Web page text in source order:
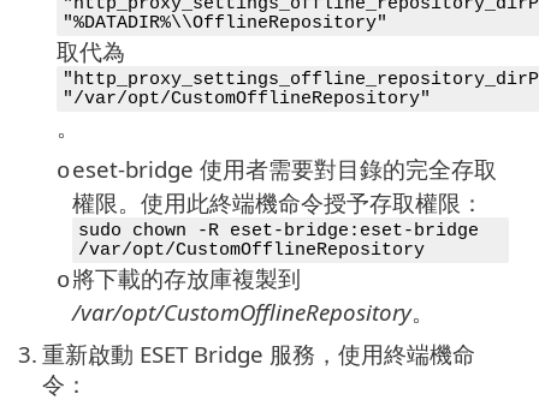
"%DATADIR%\\OfflineRepository"
取代為
"/var/opt/CustomOfflineRepository"
。
oeset-bridge 使用者需要對目錄的完全存取
權限。使用此終端機命令授予存取權限：
sudo chown -R eset-bridge:eset-bridge
/var/opt/CustomOfflineRepository
o將下載的存放庫複製到
/var/opt/CustomOfflineRepository。
3. 重新啟動 ESET Bridge 服務，使用終端機命
令：